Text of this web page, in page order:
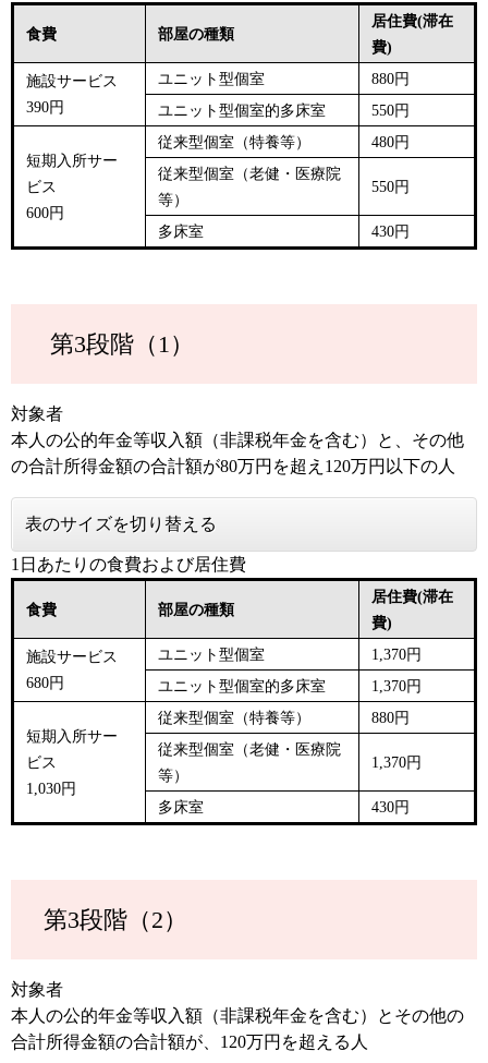
食費 部屋の種類
居住費(滞在
費)
施設サービス
390円
ユニット型個室
880円
ユニット型個室的多床室
550円
短期入所サー
ビス
600円
従来型個室（特養等​）
480円
従来型個室（老健・医療院
等​）
550円
多床室 430円
第3段階（1）
対象者
本人の公的年金等収入額（非課税年金を含む）と、その他
の合計所得金額の合計額が80万円を超え120万円以下の人
表のサイズを切り替える
1日あたりの食費および居住費
食費 部屋の種類
居住費(滞在
費)
施設サービス
680円
ユニット型個室
1,370円
ユニット型個室的多床室
1,370円
短期入所サー
ビス
1,030円
従来型個室（特養等​）
880円
従来型個室（老健・医療院
等​）
1,370円
多床室 430円
第3段階（2）
対象者
本人の公的年金等収入額（非課税年金を含む）とその他の
合計所得金額の合計額が、120万円を超える人